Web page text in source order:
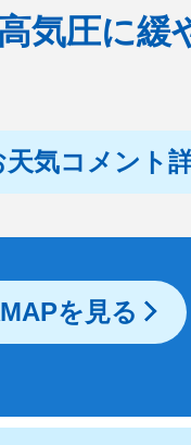
気圧に緩
天気コメント
を見る